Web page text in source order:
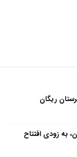
ریگان
به زودی افتتاح